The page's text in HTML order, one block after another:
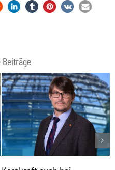
Beiträge